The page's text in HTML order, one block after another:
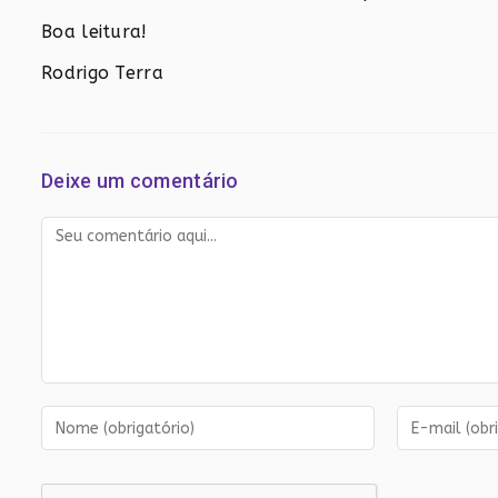
Boa leitura!
Rodrigo Terra
Deixe um comentário
Comentário
Digite
seu
Digite
seu